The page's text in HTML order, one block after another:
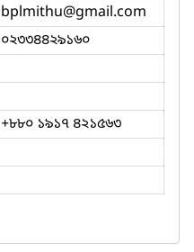
bplmithu@gmail.com
০২৩৩৪৪২৯১৬০
+৮৮০ ১৯১৭ ৪২১৫৬৩